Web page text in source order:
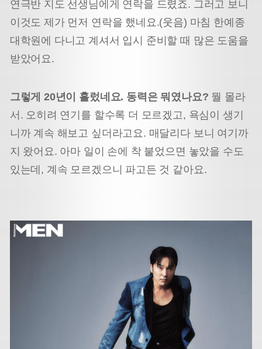
연극반 지도 선생님에게 연락을 드렸죠. 그러고 보니
이것도 제가 먼저 연락을 했네요.(웃음) 마침 한예종
대학원에 다니고 계셔서 입시 준비할 때 많은 도움을
받았어요.
그렇게 20년이 흘렀네요. 동력은 뭐였나요? 뭘 몰라
서. 오히려 연기를 할수록 더 모르겠고, 욕심이 생기
니까 계속 해보고 싶더라고요. 매달리다 보니 여기까
지 왔어요. 아마 일이 손에 착 붙었으면 놓았을 수도
있는데, 계속 모르겠으니 파고든 것 같아요.